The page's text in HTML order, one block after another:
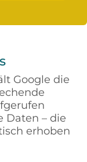
Google die
Daten – die
erhoben